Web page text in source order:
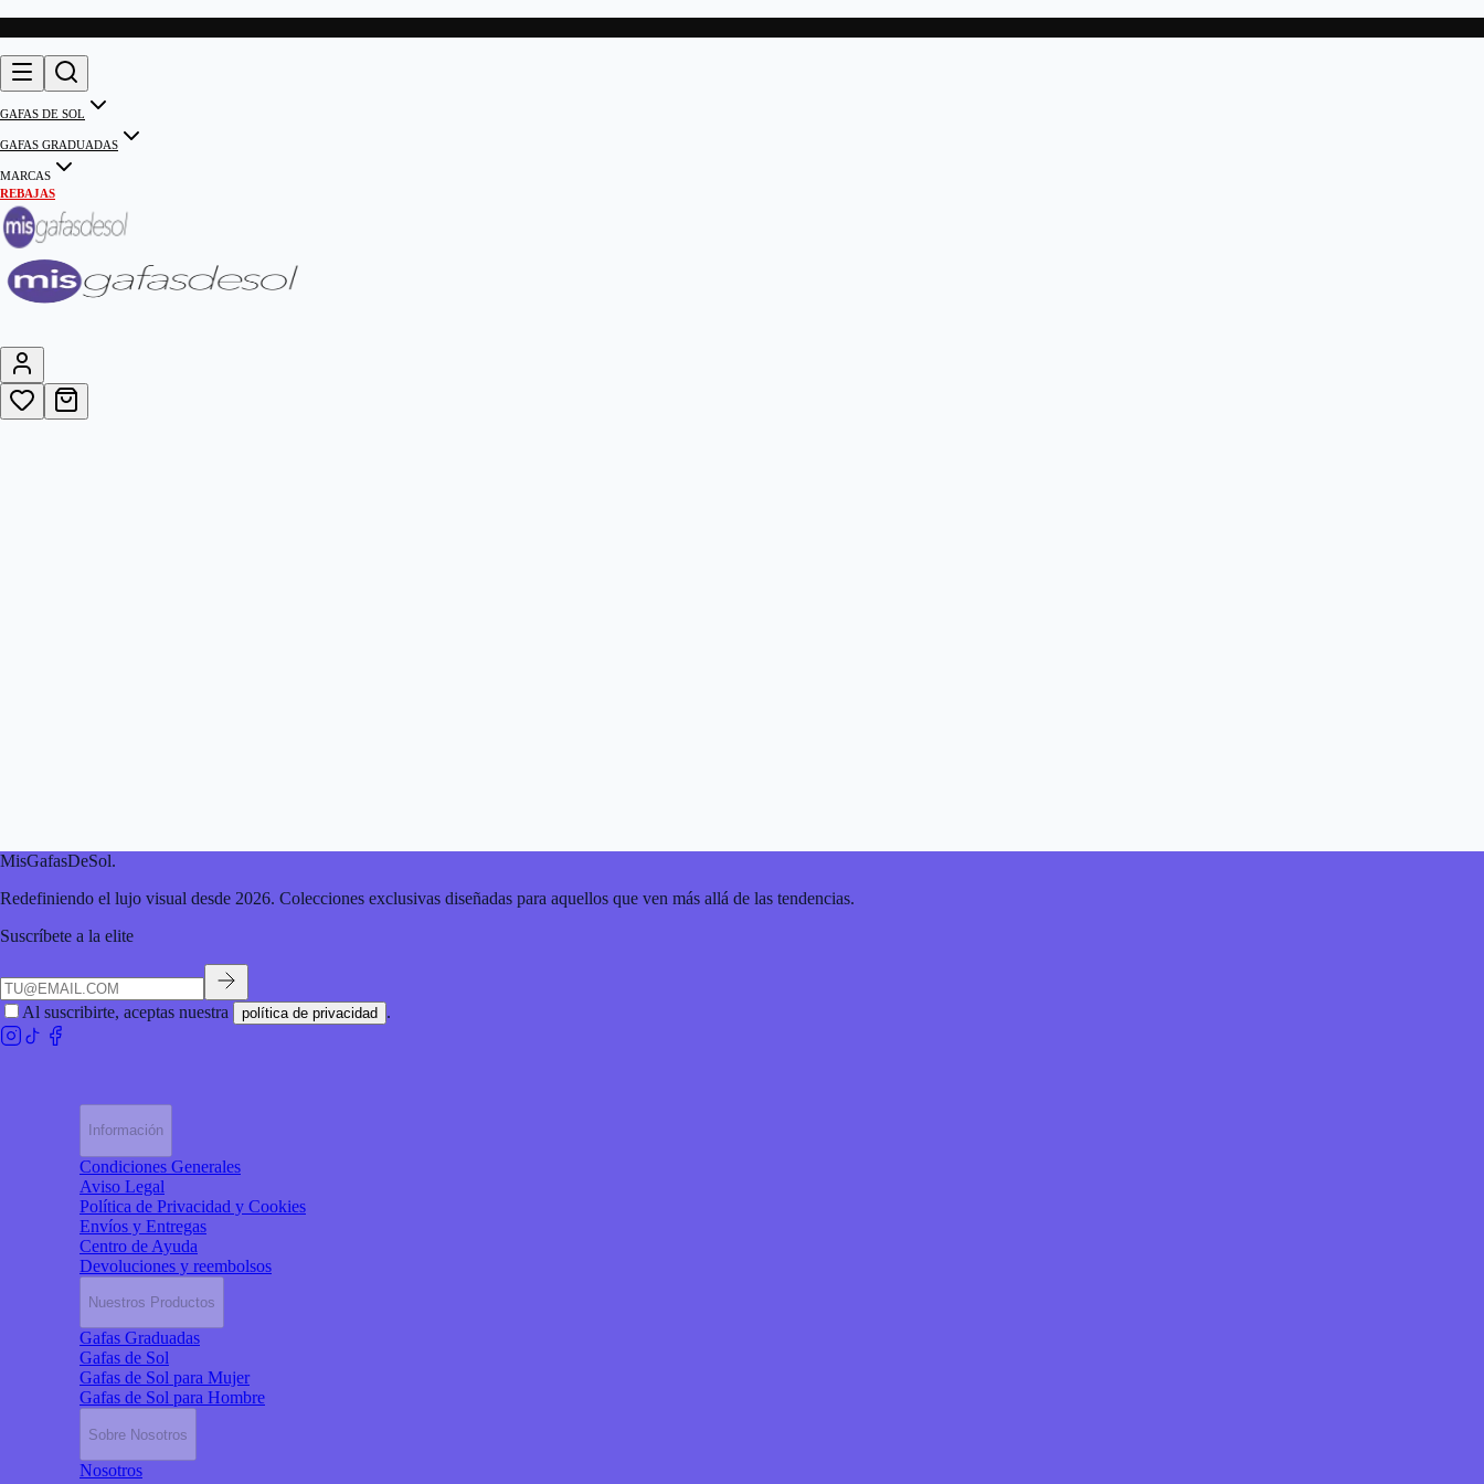
GAFAS DE SOL
GAFAS GRADUADAS
MARCAS
REBAJAS
MisGafasDeSol.
Redefiniendo el lujo visual desde 2026. Colecciones exclusivas diseñadas para aquellos que ven más allá de las tendencias.
Suscríbete a la elite
Al suscribirte, aceptas nuestra política de privacidad .
Información
Condiciones Generales
Aviso Legal
Política de Privacidad y Cookies
Envíos y Entregas
Centro de Ayuda
Devoluciones y reembolsos
Nuestros Productos
Gafas Graduadas
Gafas de Sol
Gafas de Sol para Mujer
Gafas de Sol para Hombre
Sobre Nosotros
Nosotros